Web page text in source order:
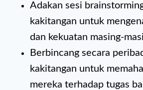
Adakan sesi
kakitangan untuk
dan kekuatan masing-
Berbincang secara
kakitangan untuk
mereka terhadap tugas